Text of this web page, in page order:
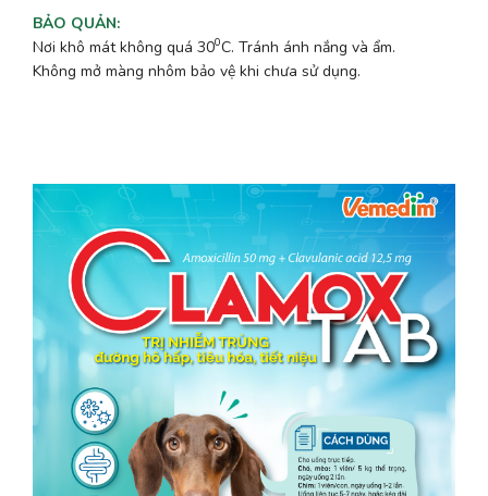
BẢO QUẢN:
Nơi khô mát không quá 300C. Tránh ánh nắng và ẩm.
Không mở màng nhôm bảo vệ khi chưa sử dụng.